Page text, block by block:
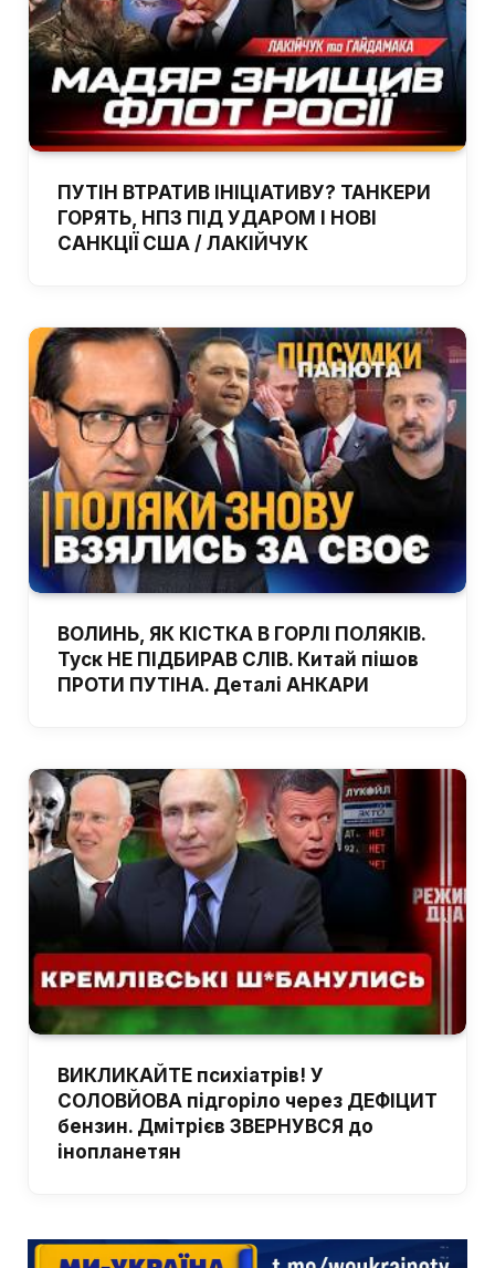
ПУТІН ВТРАТИВ ІНІЦІАТИВУ? ТАНКЕРИ
ГОРЯТЬ, НПЗ ПІД УДАРОМ І НОВІ
САНКЦІЇ США / ЛАКІЙЧУК
ВОЛИНЬ, ЯК КІСТКА В ГОРЛІ ПОЛЯКІВ.
Туск НЕ ПІДБИРАВ СЛІВ. Китай пішов
ПРОТИ ПУТІНА. Деталі АНКАРИ
ВИКЛИКАЙТЕ психіатрів! У
СОЛОВЙОВА підгоріло через ДЕФІЦИТ
бензин. Дмітрієв ЗВЕРНУВСЯ до
інопланетян